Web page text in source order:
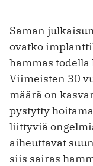
Saman
ovatko
hammas
Viimeisten 30
määrä on
pystytty
liittyviä
aiheuttavat
siis sairas